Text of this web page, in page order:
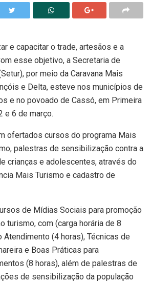
e capacitar o trade, artesãos e a
esse objetivo, a Secretaria de
por meio da Caravana Mais
e Delta, esteve nos municípios de
e no povoado de Cassó, em Primeira
e 6 de março.
ofertados cursos do programa Mais
palestras de sensibilização contra a
crianças e adolescentes, através do
Mais Turismo e cadastro de
de Mídias Sociais para promoção
turismo, com (carga horária de 8
Atendimento (4 horas), Técnicas de
e Boas Práticas para
(8 horas), além de palestras de
de sensibilização da população